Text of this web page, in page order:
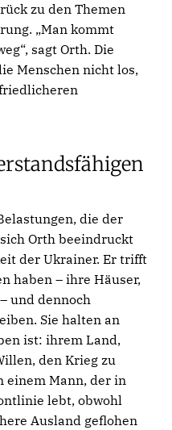
zu den Themen
„Man kommt
sagt Orth. Die
Menschen nicht los,
die der
Orth beeindruckt
der Ukrainer. Er trifft
haben – ihre Häuser,
und dennoch
Sie halten an
ist: ihrem Land,
den Krieg zu
einem Mann, der in
lebt, obwohl
Ausland geflohen